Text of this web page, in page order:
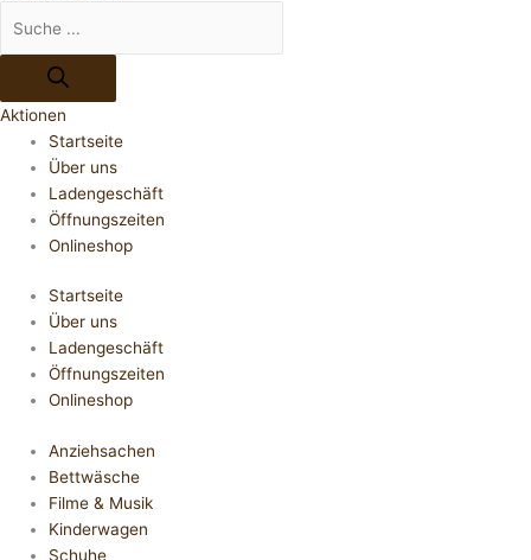
Aktionen
Startseite
Über uns
Ladengeschäft
Öffnungszeiten
Onlineshop
Startseite
Über uns
Ladengeschäft
Öffnungszeiten
Onlineshop
Anziehsachen
Bettwäsche
Filme & Musik
Kinderwagen
Schuhe